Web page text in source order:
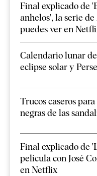
Final explicado de
anhelos', la serie
puedes ver en
Calendario lunar
eclipse solar y
Trucos caseros
negras de las
Final explicado de
película con José
en Netflix